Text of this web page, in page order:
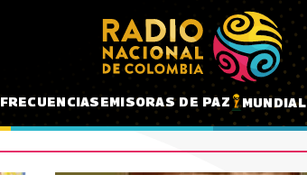
FRECUENCIASEMISORAS DE PAZ MUNDIAL